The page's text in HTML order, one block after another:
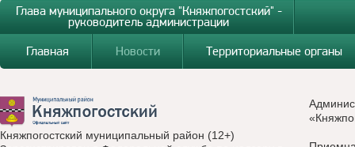
Глава муниципального округа "Княжпогостский" -
руководитель администрации
Главная
Новости Территориальные органы
Княжпогостский муниципальный район (12+)